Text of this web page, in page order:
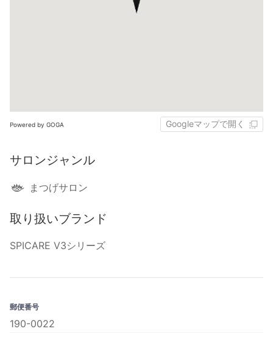
Powered by GOGA Googleマップで開く
サロンジャンル
まつげサロン
取り扱いブランド
SPICARE V3シリーズ
郵便番号
190-0022